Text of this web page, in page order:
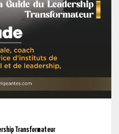
Transformateur